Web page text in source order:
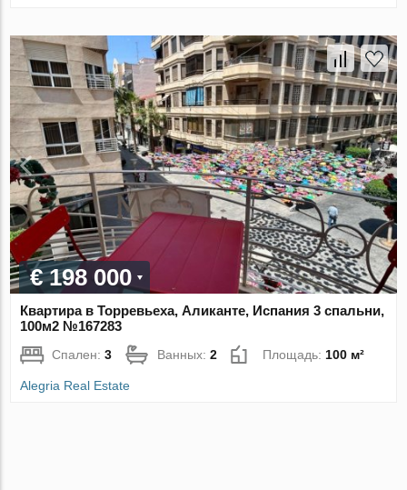
€ 198 000
Квартира в Торревьеха, Аликанте, Испания 3 спальни,
100м2 №167283
Спален:3 Ванных:2 Площадь: 100 м²
Alegria Real Estate